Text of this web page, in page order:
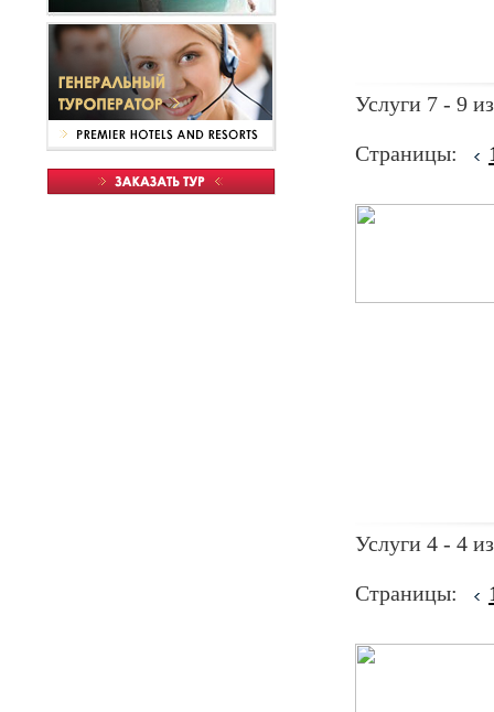
Услуги 7 - 9
Страницы:
Услуги 4 - 4
Страницы: